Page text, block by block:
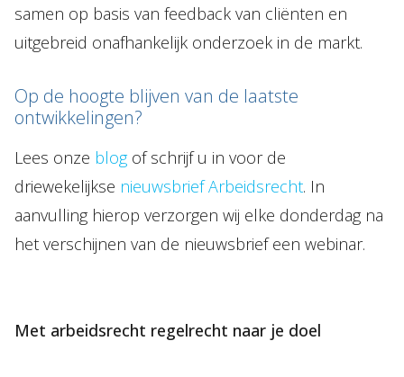
samen op basis van feedback van cliënten en
uitgebreid onafhankelijk onderzoek in de markt.
Op de hoogte blijven van de laatste
ontwikkelingen?
Lees onze blogof schrijf u in voor de
driewekelijkse nieuwsbrief Arbeidsrecht. In
aanvulling hierop verzorgen wij elke donderdag na
het verschijnen van de nieuwsbrief een webinar.
Met arbeidsrecht regelrecht naar je doel